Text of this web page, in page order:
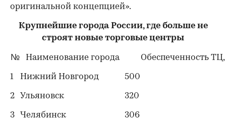
оригинальной концепцией».
Крупнейшие города России, где больше не
строят новые торговые центры
№ Наименование города Обеспеченность
1 Нижний Новгород 500
2 Ульяновск 320
3 Челябинск 306